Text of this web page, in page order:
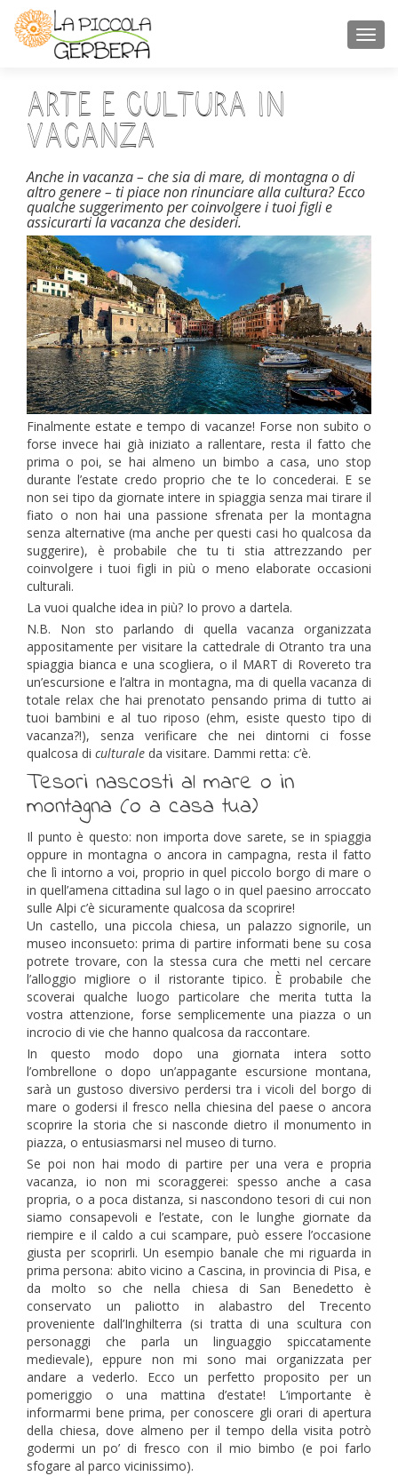
Arte e cultura in
vacanza
Anche in vacanza – che sia di mare, di montagna o di
altro genere – ti piace non rinunciare alla cultura? Ecco
qualche suggerimento per coinvolgere i tuoi figli e
assicurarti la vacanza che desideri.
Finalmente estate e tempo di vacanze! Forse non subito o
forse invece hai già iniziato a rallentare, resta il fatto che
prima o poi, se hai almeno un bimbo a casa, uno stop
durante l’estate credo proprio che te lo concederai. E se
non sei tipo da giornate intere in spiaggia senza mai tirare il
fiato o non hai una passione sfrenata per la montagna
senza alternative (ma anche per questi casi ho qualcosa da
suggerire), è probabile che tu ti stia attrezzando per
coinvolgere i tuoi figli in più o meno elaborate occasioni
culturali.
La vuoi qualche idea in più? Io provo a dartela.
N.B. Non sto parlando di quella vacanza organizzata
appositamente per visitare la cattedrale di Otranto tra una
spiaggia bianca e una scogliera, o il MART di Rovereto tra
un’escursione e l’altra in montagna, ma di quella vacanza di
totale relax che hai prenotato pensando prima di tutto ai
tuoi bambini e al tuo riposo (ehm, esiste questo tipo di
vacanza?!), senza verificare che nei dintorni ci fosse
qualcosa di culturale da visitare. Dammi retta: c’è.
Tesori nascosti al mare o in
montagna (o a casa tua)
Il punto è questo: non importa dove sarete, se in spiaggia
oppure in montagna o ancora in campagna, resta il fatto
che lì intorno a voi, proprio in quel piccolo borgo di mare o
in quell’amena cittadina sul lago o in quel paesino arroccato
sulle Alpi c’è sicuramente qualcosa da scoprire!
Un castello, una piccola chiesa, un palazzo signorile, un
museo inconsueto: prima di partire informati bene su cosa
potrete trovare, con la stessa cura che metti nel cercare
l’alloggio migliore o il ristorante tipico. È probabile che
scoverai qualche luogo particolare che merita tutta la
vostra attenzione, forse semplicemente una piazza o un
incrocio di vie che hanno qualcosa da raccontare.
In questo modo dopo una giornata intera sotto
l’ombrellone o dopo un’appagante escursione montana,
sarà un gustoso diversivo perdersi tra i vicoli del borgo di
mare o godersi il fresco nella chiesina del paese o ancora
scoprire la storia che si nasconde dietro il monumento in
piazza, o entusiasmarsi nel museo di turno.
Se poi non hai modo di partire per una vera e propria
vacanza, io non mi scoraggerei: spesso anche a casa
propria, o a poca distanza, si nascondono tesori di cui non
siamo consapevoli e l’estate, con le lunghe giornate da
riempire e il caldo a cui scampare, può essere l’occasione
giusta per scoprirli. Un esempio banale che mi riguarda in
prima persona: abito vicino a Cascina, in provincia di Pisa, e
da molto so che nella chiesa di San Benedetto è
conservato un paliotto in alabastro del Trecento
proveniente dall’Inghilterra (si tratta di una scultura con
personaggi che parla un linguaggio spiccatamente
medievale), eppure non mi sono mai organizzata per
andare a vederlo. Ecco un perfetto proposito per un
pomeriggio o una mattina d’estate! L’importante è
informarmi bene prima, per conoscere gli orari di apertura
della chiesa, dove almeno per il tempo della visita potrò
godermi un po’ di fresco con il mio bimbo (e poi farlo
sfogare al parco vicinissimo).